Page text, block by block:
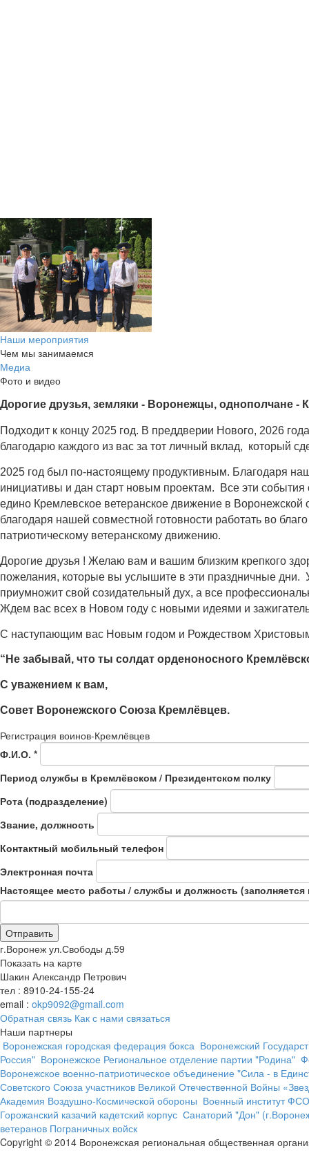
Наши мероприятия
Чем мы занимаемся
Медиа
Фото и видео
Дорогие друзья, земляки - Воронежцы, однополчане -
Подходит к концу 2025 год. В преддверии Нового, 2026
благодарю каждого из вас за тот личный вклад, который
2025 год был по-настоящему продуктивным. Благодаря
инициативы и дан старт новым проектам. Все эти события
едино Кремлевское ветеранское движение в
благодаря нашей совместной готовности работать во
патриотическому ветеранскому движению.
Дорогие друзья ! Желаю вам и вашим близким крепкого
пожелания, которые вы услышите в эти праздничные
приумножит свой созидательный дух, а все
Ждем вас всех в Новом году с новыми идеями и
С наступающим вас Новым годом и Рождеством
“Не забывай, что ты солдат орденоносного
С уважением к вам,
Совет Воронежского Союза Кремлёвцев.
Регистрация воинов-Кремлёвцев
Ф.И.О. *
Период службы в Кремлёвском / Президентском полку
Рота (подразделение)
Звание, должность
Контактный мобильный телефон
Электронная почта
Настоящее место работы / службы и должность
г.Воронеж ул.Свободы д.59
Показать на карте
Шакин Александр Петрович
тел : 8910-24-155-24
email : okp9092@gmail.com
Обратная связь Как с нами связаться
Наши партнеры
Воронежская городская федерация бокса Воронежский
Россия" Воронежское Региональное отделение партии "Родина"
Воронежское военно-патриотическое объединение "Сила - в
Советского Союза участников Великой Отечественной Войны
Академия Воздушно-Космической обороны Военный институт
Горожанский казачий кадетский корпус Санаторий "Дон"
ветеранов Пограничных войск
Copyright © 2014 Воронежская региональная общественная